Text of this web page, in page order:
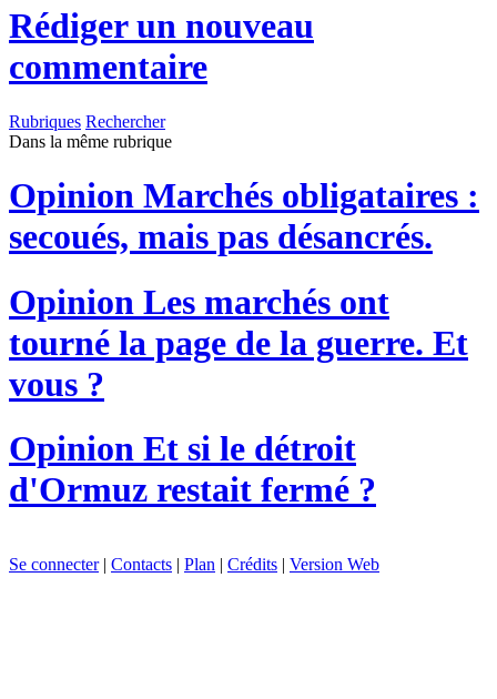
Rédiger un nouveau
commentaire
Rubriques Rechercher
Dans la même rubrique
Opinion Marchés obligataires :
secoués, mais pas désancrés.
Opinion Les marchés ont
tourné la page de la guerre. Et
vous ?
Opinion Et si le détroit
d'Ormuz restait fermé ?
Se connecter| Contacts | Plan | Crédits | Version Web